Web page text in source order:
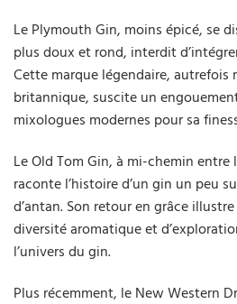
Le Plymouth Gin, moins épicé, se
plus doux et rond, interdit
Cette marque légendaire, autrefois
britannique, suscite un
mixologues modernes pour sa
Le Old Tom Gin, à mi-chemin entre
raconte l’histoire d’un gin un peu
d’antan. Son retour en grâce
diversité aromatique et
l’univers du gin.
Plus récemment, le New Western